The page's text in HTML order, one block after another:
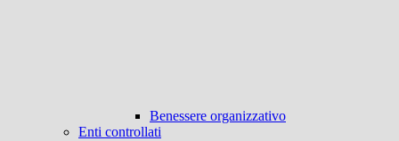
Benessere organizzativo
Enti controllati